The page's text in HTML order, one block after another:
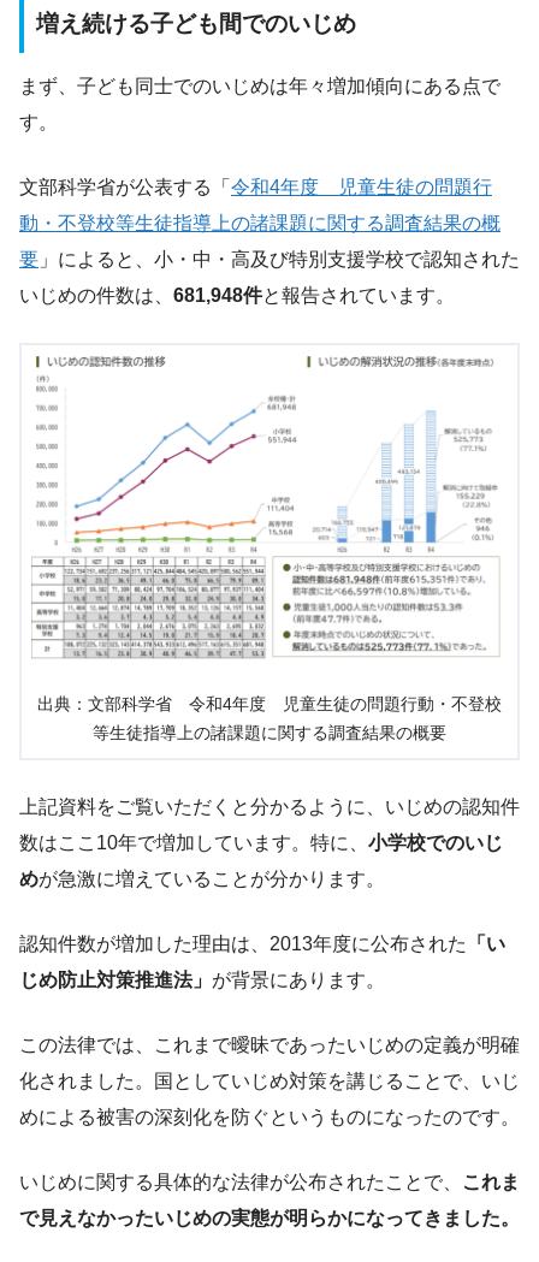
増え続ける子ども間でのいじめ
まず、子ども同士でのいじめは年々増加傾向にある点で
す。
文部科学省が公表する「 令和4年度 児童生徒の問題行
動・不登校等生徒指導上の諸課題に関する調査結果の概
要 」によると、小・中・高及び特別支援学校で認知された
いじめの件数は、 681,948件と報告されています。
出典：文部科学省 令和4年度 児童生徒の問題行動・不登校
等生徒指導上の諸課題に関する調査結果の概要
上記資料をご覧いただくと分かるように、いじめの認知件
数はここ10年で増加しています。特に、 小学校でのいじ
めが急激に増えていることが分かります。
認知件数が増加した理由は、2013年度に公布された
「い
じめ防止対策推進法」 が背景にあります。
この法律では、これまで曖昧であったいじめの定義が明確
化されました。国としていじめ対策を講じることで、いじ
めによる被害の深刻化を防ぐというものになったのです。
いじめに関する具体的な法律が公布されたことで、
これま
で見えなかったいじめの実態が明らかになってきました。